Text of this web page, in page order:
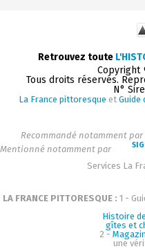
Retrouvez toute
Copyright
Tous droits réservés.
N°
La France pittoresque et Guide
Recommandé notamment par
Mentionné notamment par
Services La
LA FRANCE PITTORESQUE : 1 -
Histoire
gîtes et
2 -
une